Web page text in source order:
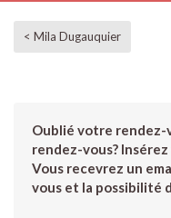
< Mila Dugauquier
Oublié votre rendez-
rendez-vous?
Vous recevrez un
vous et la possibilité